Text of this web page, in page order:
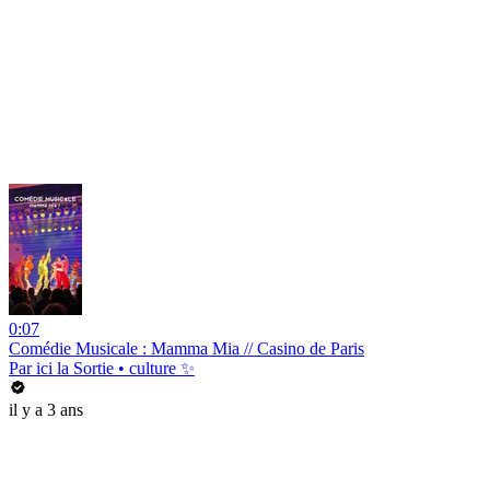
0:07
Comédie Musicale : Mamma Mia // Casino de Paris
Par ici la Sortie • culture ✨
il y a 3 ans